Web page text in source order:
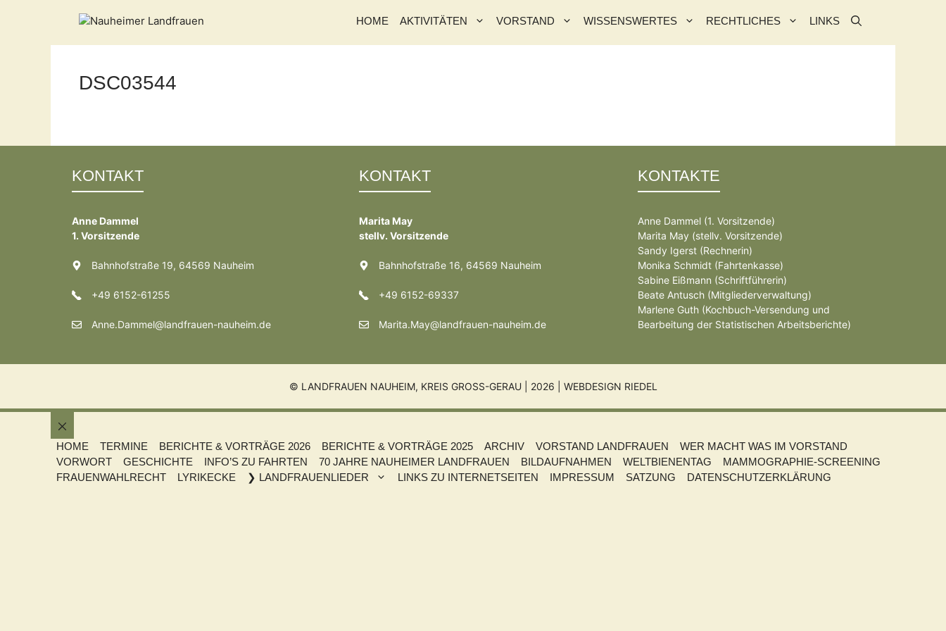
HOME AKTIVITÄTEN VORSTAND WISSENSWERTES RECHTLICHES LINKS
DSC03544
KONTAKT
Anne Dammel
1. Vorsitzende
Bahnhofstraße 19, 64569 Nauheim
+49 6152-61255
Anne.Dammel@landfrauen-nauheim.de
KONTAKT
Marita May
stellv. Vorsitzende
Bahnhofstraße 16, 64569 Nauheim
+49 6152-69337
Marita.May@landfrauen-nauheim.de
KONTAKTE
Anne Dammel (1. Vorsitzende)
Marita May (stellv. Vorsitzende)
Sandy Igerst (Rechnerin)
Monika Schmidt (Fahrtenkasse)
Sabine Eißmann (Schriftführerin)
Beate Antusch (Mitgliederverwaltung)
Marlene Guth (Kochbuch-Versendung und
Bearbeitung der Statistischen Arbeitsberichte)
© LANDFRAUEN NAUHEIM, KREIS GROSS-GERAU | 2026 | WEBDESIGN RIEDEL
Schließen
HOME
TERMINE BERICHTE & VORTRÄGE 2026 BERICHTE & VORTRÄGE 2025 ARCHIV VORSTAND LANDFRAUEN
WER MACHT WAS IM VORSTAND
VORWORT
GESCHICHTE INFO’S ZU FAHRTEN 70 JAHRE NAUHEIMER LANDFRAUEN BILDAUFNAHMEN WELTBIENENTAG
MAMMOGRAPHIE-SCREENING
FRAUENWAHLRECHT
LYRIKECKE ❯ LANDFRAUENLIEDER LINKS ZU INTERNETSEITEN IMPRESSUM SATZUNG DATENSCHUTZERKLÄRUNG